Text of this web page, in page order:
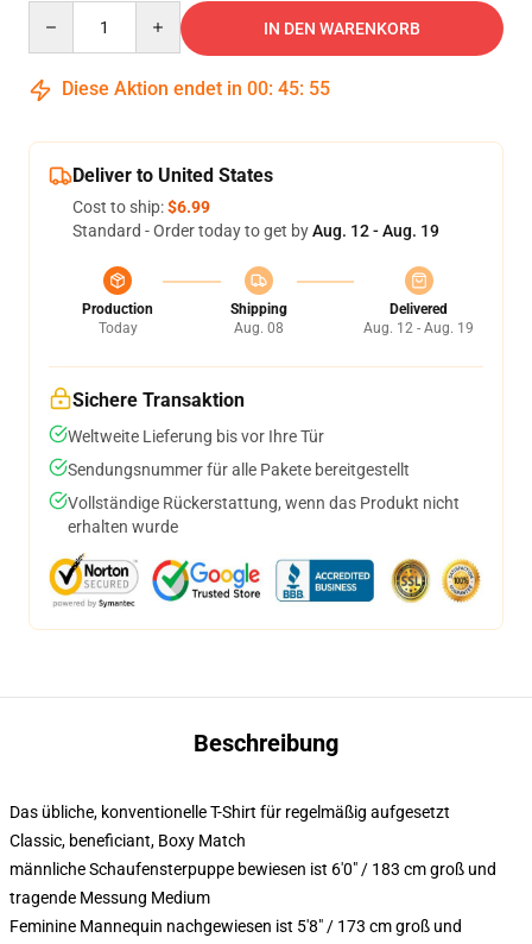
IN DEN WARENKORB
Diese Aktion endet in 00: 45: 54
Deliver to United States
Cost to ship:$6.99
Standard - Order today to get byAug. 12 - Aug. 19
Production
Today
Shipping
Aug. 08
Delivered
Aug. 12 - Aug. 19
Sichere Transaktion
Weltweite Lieferung bis vor Ihre Tür
Sendungsnummer für alle Pakete bereitgestellt
Vollständige Rückerstattung, wenn das Produkt nicht
erhalten wurde
Beschreibung
Das übliche, konventionelle T-Shirt für regelmäßig aufgesetzt
Classic, beneficiant, Boxy Match
männliche Schaufensterpuppe bewiesen ist 6'0" / 183 cm groß und
tragende Messung Medium
Feminine Mannequin nachgewiesen ist 5'8" / 173 cm groß und